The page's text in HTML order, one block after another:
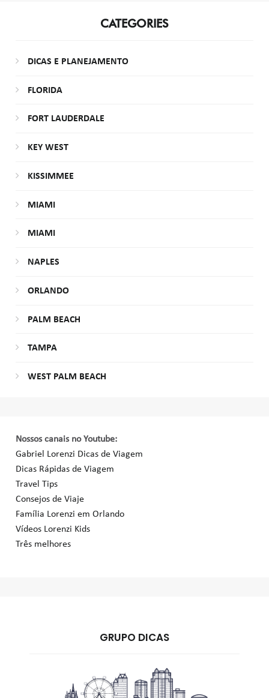
CATEGORIES
DICAS E PLANEJAMENTO
FLORIDA
FORT LAUDERDALE
KEY WEST
KISSIMMEE
MIAMI
MIAMI
NAPLES
ORLANDO
PALM BEACH
TAMPA
WEST PALM BEACH
Nossos canais no Youtube:
Gabriel Lorenzi Dicas de Viagem
Dicas Rápidas de Viagem
Travel Tips
Consejos de Viaje
Família Lorenzi em Orlando
Vídeos Lorenzi Kids
Três melhores
GRUPO DICAS